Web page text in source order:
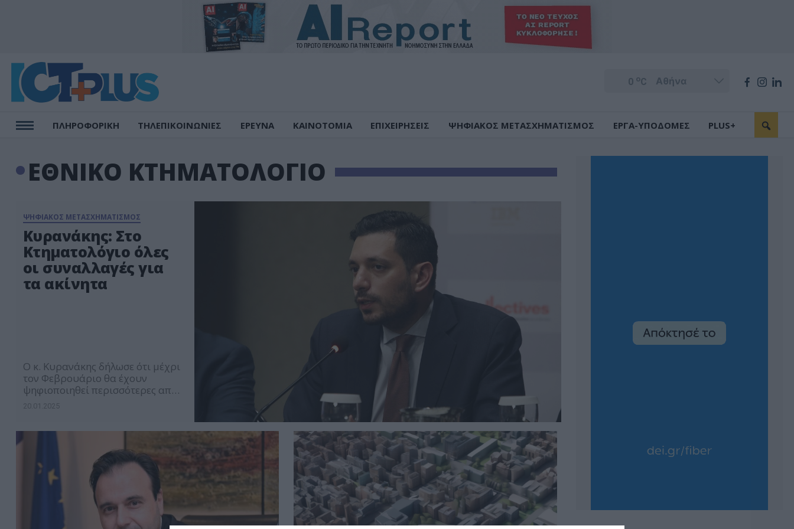
0 oC
ΠΛΗΡΟΦΟΡΙΚΗ ΤΗΛΕΠΙΚΟΙΝΩΝΙΕΣ ΕΡΕΥΝΑ ΚΑΙΝΟΤΟΜΙΑ ΕΠΙΧΕΙΡΗΣΕΙΣ ΨΗΦΙΑΚΟΣ ΜΕΤΑΣΧΗΜΑΤΙΣΜΟΣ ΕΡΓΑ-ΥΠΟΔΟΜΕΣ PLUS+
ΕΘΝΙΚΟ ΚΤΗΜΑΤΟΛΟΓΙΟ
ΨΗΦΙΑΚΟΣ ΜΕΤΑΣΧΗΜΑΤΙΣΜΟΣ
Κυρανάκης: Στο
Κτηματολόγιο όλες
οι συναλλαγές για
τα ακίνητα
O κ. Κυρανάκης δήλωσε ότι μέχρι
τον Φεβρουάριο θα έχουν
ψηφιοποιηθεί περισσότερες από